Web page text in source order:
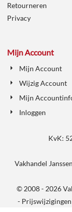
Retourneren
Privacy
Mijn Account
Mijn Account
Wijzig Account
Mijn
Inloggen
KvK:
Vakhandel Janssen
© 2008 - 2026
-